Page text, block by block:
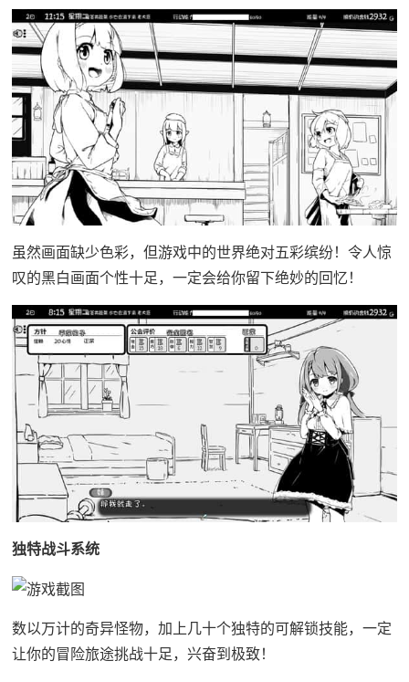
虽然画面缺少色彩，但游戏中的世界绝对五彩缤纷！令人惊
叹的黑白画面个性十足，一定会给你留下绝妙的回忆！
独特战斗系统
数以万计的奇异怪物，加上几十个独特的可解锁技能，一定
让你的冒险旅途挑战十足，兴奋到极致！